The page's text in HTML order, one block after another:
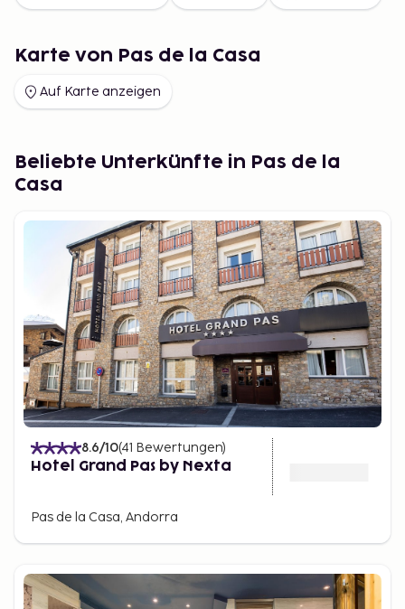
Karte von Pas de la Casa
Auf Karte anzeigen
Beliebte Unterkünfte in Pas de la
Casa
8.6/10(41 Bewertungen)
Hotel Grand Pas by Nexta
Pas de la Casa, Andorra